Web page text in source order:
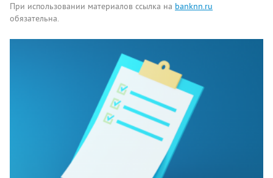
При использовании материалов ссылка на banknn.ru
обязательна.